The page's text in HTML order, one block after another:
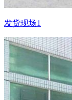
发货现场1